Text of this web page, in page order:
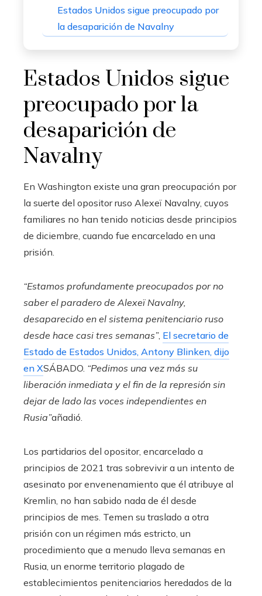
Estados Unidos sigue preocupado por
la desaparición de Navalny
Estados Unidos sigue
preocupado por la
desaparición de
Navalny
En Washington existe una gran preocupación por
la suerte del opositor ruso Alexeï Navalny, cuyos
familiares no han tenido noticias desde principios
de diciembre, cuando fue encarcelado en una
prisión.
“Estamos profundamente preocupados por no
saber el paradero de Alexeï Navalny,
desaparecido en el sistema penitenciario ruso
desde hace casi tres semanas”, El secretario de
Estado de Estados Unidos, Antony Blinken, dijo
en XSÁBADO. “Pedimos una vez más su
liberación inmediata y el fin de la represión sin
dejar de lado las voces independientes en
Rusia”añadió.
Los partidarios del opositor, encarcelado a
principios de 2021 tras sobrevivir a un intento de
asesinato por envenenamiento que él atribuye al
Kremlin, no han sabido nada de él desde
principios de mes. Temen su traslado a otra
prisión con un régimen más estricto, un
procedimiento que a menudo lleva semanas en
Rusia, un enorme territorio plagado de
establecimientos penitenciarios heredados de la